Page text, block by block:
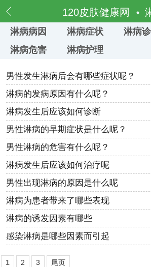
120皮肤健康网
淋病病因 淋病症状 淋病
淋病危害
淋病护理
男性发生淋病后会有哪些症状呢？
淋病的发病原因有什么呢？
淋病发生后应该如何诊断
男性淋病的早期症状是什么呢？
男性淋病的危害有什么呢？
淋病发生后应该如何治疗呢
男性出现淋病的原因是什么呢
淋病为患者带来了哪些表现
淋病的诱发因素有哪些
感染淋病是哪些因素而引起
1 2 3 尾页